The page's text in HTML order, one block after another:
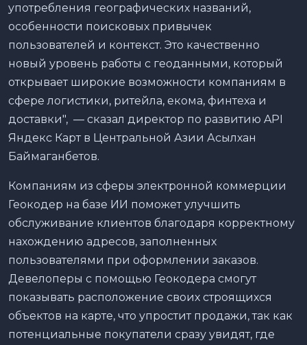
употребления географических названий,
особенности поисковых привычек
пользователей и контекст. Это качественно
новый уровень работы с геоданными, который
открывает широкие возможности компаниям в
сфере логистики, ритейла, екома, финтеха и
доставки", — сказал директор по развитию API
Яндекс Карт в Центральной Азии Асылхан
Баймаганбетов.
Компаниям из сферы электронной коммерции
Геокодер на базе ИИ поможет улучшить
обслуживание клиентов благодаря корректному
нахождению адресов, заполненных
пользователями при оформлении заказов.
Девелоперы с помощью Геокодера смогут
показывать расположение своих строящихся
объектов на карте, что упростит продажи, так как
потенциальные покупатели сразу увидят, где